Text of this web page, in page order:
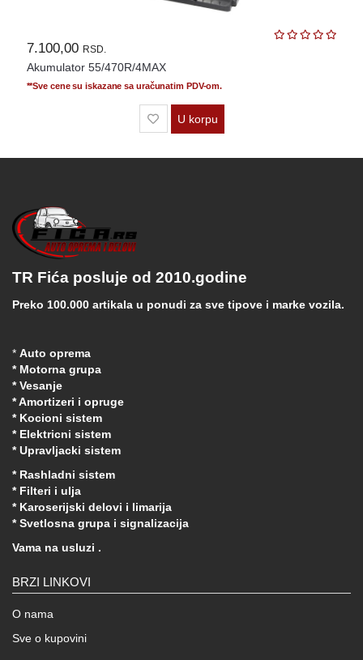
7.100,00 RSD.
Akumulator 55/470R/4MAX
**Sve cene su iskazane sa uračunatim PDV-om.
U korpu
TR Fića posluje od 2010.godine
Preko 100.000 artikala u ponudi za sve tipove i marke vozila.
* Auto oprema
* Motorna grupa
* Vesanje
* Amortizeri i opruge
* Kocioni sistem
* Elektricni sistem
* Upravljacki sistem
* Rashladni sistem
* Filteri i ulja
* Karoserijski delovi i limarija
* Svetlosna grupa i signalizacija
Vama na usluzi .
BRZI LINKOVI
O nama
Sve o kupovini